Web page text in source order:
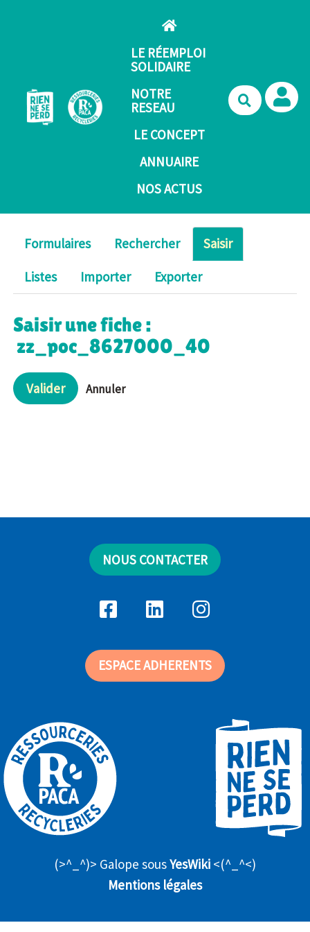
LE RÉEMPLOI
SOLIDAIRE
NOTRE
RESEAU
LE CONCEPT
ANNUAIRE
NOS ACTUS
Formulaires Rechercher
Saisir
Listes
Importer Exporter
Saisir une fiche :
zz_poc_8627000_40
Valider Annuler
NOUS CONTACTER
ESPACE ADHERENTS
(>^_^)> Galope sousYesWiki <(^_^<)
Mentions légales